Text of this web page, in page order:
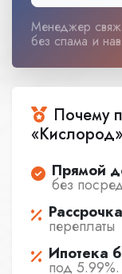
Менеджер
без спама и
Почему
Прямой
без
переплаты
Ипотека
под